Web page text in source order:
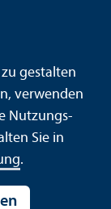
Sitemap
gestalten
verwenden
Nutzungs­
Sie in
.